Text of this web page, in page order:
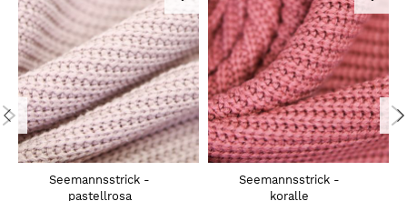
Seemannsstrick -
pastellrosa
Seemannsstrick -
koralle